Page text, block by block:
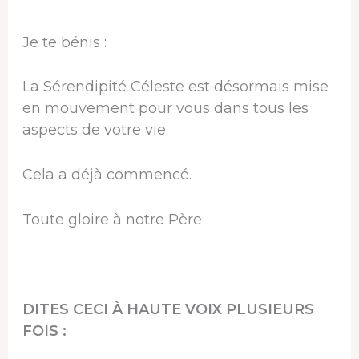
Je te bénis :
La Sérendipité Céleste est désormais mise
en mouvement pour vous dans tous les
aspects de votre vie.
Cela a déjà commencé.
Toute gloire à notre Père
DITES CECI À HAUTE VOIX PLUSIEURS
FOIS :